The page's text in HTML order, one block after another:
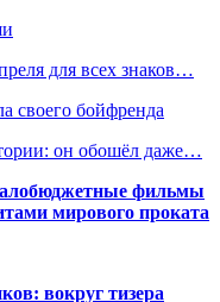
для всех знаков…
своего бойфренда
он обошёл даже…
фильмы
мирового проката
вокруг тизера